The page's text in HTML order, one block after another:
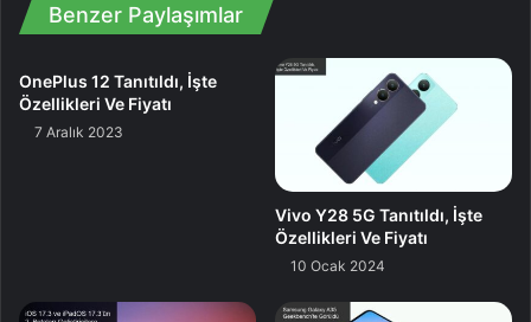
Benzer Paylaşımlar
OnePlus 12 Tanıtıldı, İşte
Özellikleri Ve Fiyatı
7 Aralık 2023
Vivo Y28 5G Tanıtıldı, İşte
Özellikleri Ve Fiyatı
10 Ocak 2024